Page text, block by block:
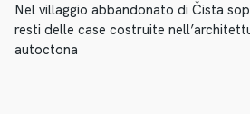
Nel villaggio abbandonato di Čista
resti delle case costruite
autoctona